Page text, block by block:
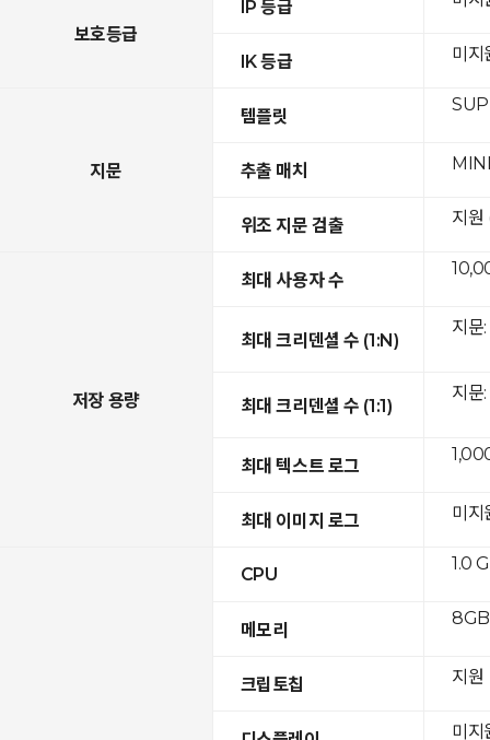
보호등급
IP 등급
IK 등급
지문
템플릿
추출 매치
위조 지문 검출
저장 용량
최대 사용자 수
최대 크리덴셜 수 (1:N)
최대 크리덴셜 수 (1:1)
최대 텍스트 로그
최대 이미지 로그
CPU
메모리
크립토칩
미지
지원
지문
지문
미지
1.0
지원
미지